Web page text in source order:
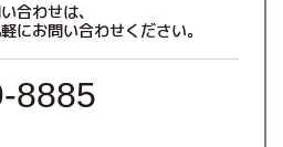
合わせは、
にお問い合わせください。
8885